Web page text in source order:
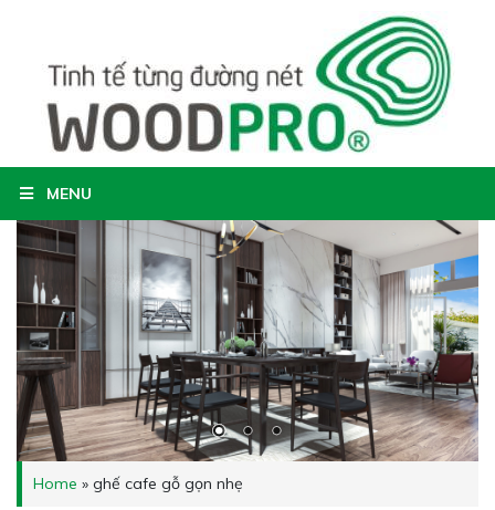
MENU
Home » ghế cafe gỗ gọn nhẹ